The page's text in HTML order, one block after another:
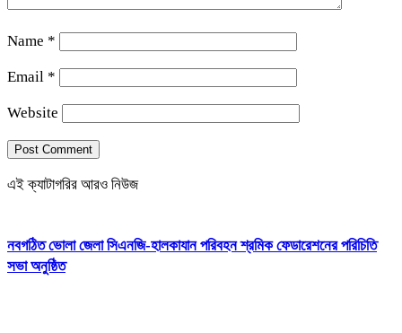
Name *
Email *
Website
এই ক্যাটাগরির আরও নিউজ
নবগঠিত ভোলা জেলা সিএনজি-হালকাযান পরিবহন শ্রমিক ফেডারেশনের পরিচিতি
সভা অনুষ্ঠিত